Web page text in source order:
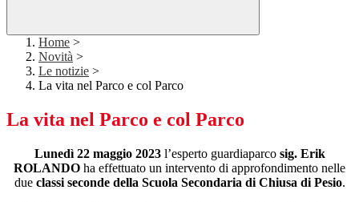
Home >
Novità >
Le notizie >
La vita nel Parco e col Parco
La vita nel Parco e col Parco
Lunedì 22 maggio 2023 l’esperto guardiaparco sig. Erik
ROLANDO ha effettuato un intervento di approfondimento nelle
due classi seconde della Scuola Secondaria di Chiusa di Pesio.